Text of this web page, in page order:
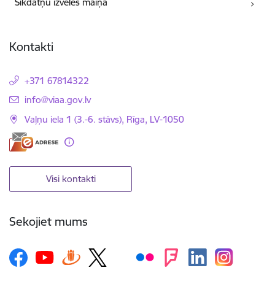
Kontakti
+371 67814322
E-pasts:
info@viaa.gov.lv
Vaļņu iela 1 (3.-6. stāvs), Rīga, LV-1050
Visi kontakti
Sekojiet mums